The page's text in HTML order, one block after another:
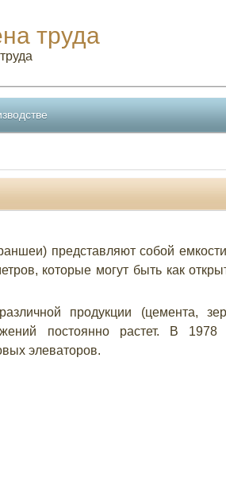
труда
представляют собой
которые могут быть как
продукции (цемента,
постоянно растет. В
элеваторов.